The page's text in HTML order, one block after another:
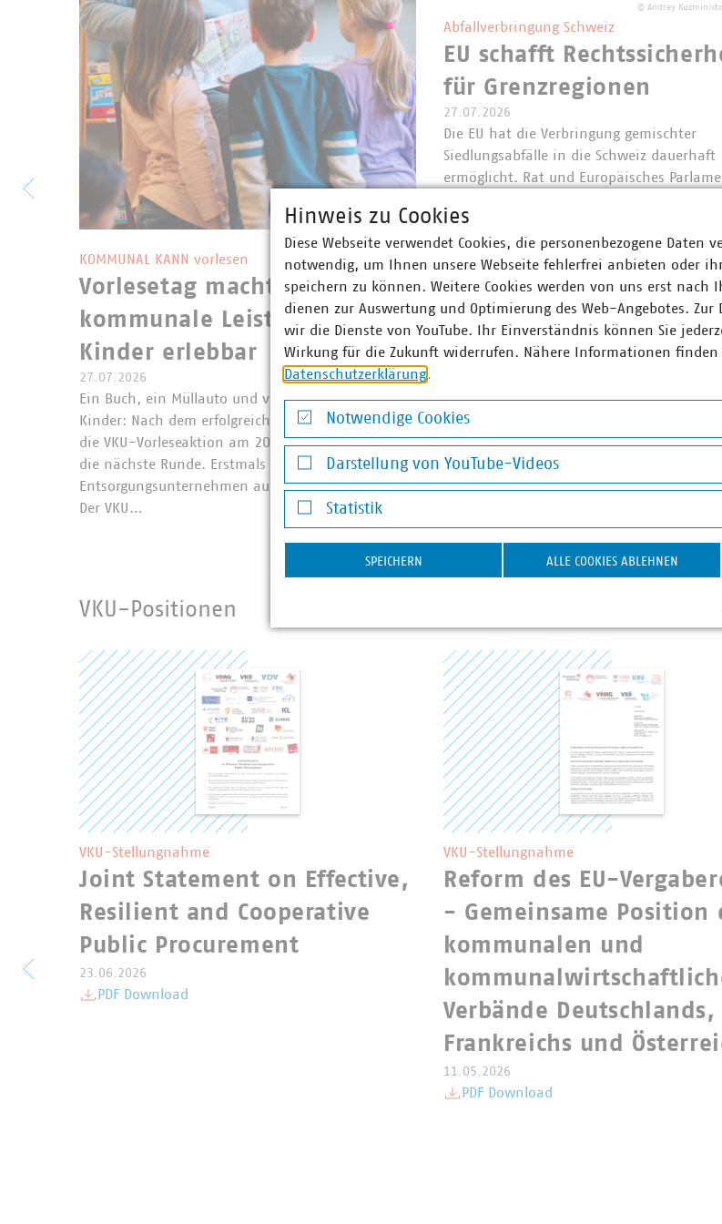
©VKU/Jonathan Hefner
KOMMUNAL KANN vorlesen
Vorlesetag macht
kommunale Leistungen für
Kinder erlebbar
27.07.2026
Ein Buch, ein Müllauto und viele neugierige
Kinder: Nach dem erfolgreichen Auftakt 2025 geht
die VKU-Vorleseaktion am 20. November 2026 in
die nächste Runde. Erstmals beteiligen sich neben
Entsorgungsunternehmen auch Wasserbetriebe.
Der VKU…
© Andrey Kuzmin/
Abfallverbringung Schweiz
EU schafft
für Grenzregionen
27.07.2026
Die EU hat die Verbringung gemischter
Siedlungsabfälle in die Schweiz dauerhaft
ermöglicht. Rat und Europäisches
Vorschlag der EU-Kommission. Damit
bewährte Praxis für Grenzregionen…
VKU-Positionen
VKU-Stellungnahme
Joint Statement on Effective,
Resilient and Cooperative
Public Procurement
23.06.2026
PDF Download
VKU-Stellungnahme
Reform des EU-
- Gemeinsame Position
kommunalen und
Verbände Deutschlands,
Frankreichs und
11.05.2026
PDF Download
Hinweis zu Cookies
Diese Webseite verwendet Cookies, die personenbezogene Daten
notwendig, um Ihnen unsere Webseite fehlerfrei anbieten oder
speichern zu können. Weitere Cookies werden von uns erst nach
dienen zur Auswertung und Optimierung des Web-Angebotes. Zur
wir die Dienste von YouTube. Ihr Einverständnis können Sie
Wirkung für die Zukunft widerrufen. Nähere Informationen finden
Datenschutzerklärung.
Notwendige Cookies
Notwendige Cookies
Darstellung von YouTube-Videos
Darstellung von YouTube-Videos
Statistik
Statistik
SPEICHERN ALLE COOKIES ABLEHNEN